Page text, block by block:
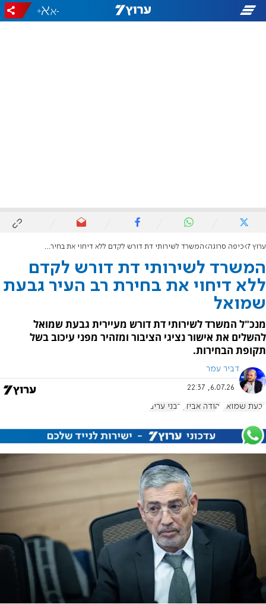
-
+
ערוץ 7 כיפה סרוגה המשרד לשירותי דת דורש לקדם ללא דיחוי את בחירת רב העיר גבעת שמואל
המשרד לשירותי דת דורש לקדם
ללא דיחוי את בחירת רב העיר גבעת
שמואל
מנכ"ל המשרד לשירותי דת דורש מעיירית גבעת שמואל
להשלים את אישור נציגי הציבור ומזהיר מפני עיכוב בשל
תקופת הבחירות.
דביר עמר
6.07.26, 22:37
גבעת שמואל יהודה אבידן רבני ערים